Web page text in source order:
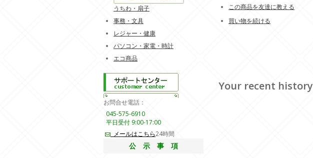
この商品を友達に教える
買い物を続ける
Your recent history
うちわ・扇子
事務・文具
レジャー・健康
パソコン・家電・時計
エコ商品
お問合せ電話：
045-575-6910
平日受付 9:00-17:00
メールはこちら24時間
公 示 事 項